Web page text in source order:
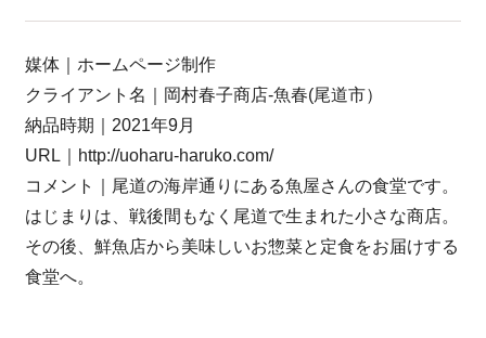
0848-20-2202
受付：平日 8:45-17:15
媒体｜ホームページ制作
クライアント名｜岡村春子商店-魚春(尾道市）
納品時期｜2021年9月
URL｜http://uoharu-haruko.com/
コメント｜尾道の海岸通りにある魚屋さんの食堂です。
はじまりは、戦後間もなく尾道で生まれた小さな商店。
その後、鮮魚店から美味しいお惣菜と定食をお届けする
食堂へ。